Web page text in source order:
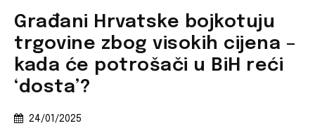
Građani Hrvatske bojkotuju
trgovine zbog visokih cijena –
kada će potrošači u BiH reći
‘dosta’?
24/01/2025